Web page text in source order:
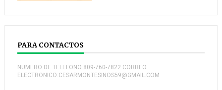
PARA CONTACTOS
NUMERO DE TELEFONO:809-760-7822 CORREO
ELECTRONICO:CESARMONTESINOS59@GMAIL.COM